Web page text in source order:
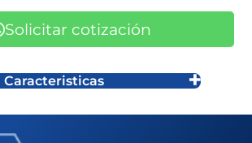
Solicitar cotización
Caracteristicas